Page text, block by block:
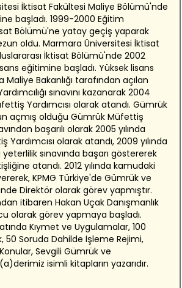
İktisat Fakültesi Maliye Bölümü'nde
başladı. 1999-2000 Eğitim
Bölümü'ne yatay geçiş yaparak
oldu. Marmara Üniversitesi İktisat
İktisat Bölümü'nde 2002
eğitimine başladı. Yüksek lisans
Maliye Bakanlığı tarafından açılan
sınavını kazanarak 2004
Yardımcısı olarak atandı. Gümrük
açmış olduğu Gümrük Müfettiş
başarılı olarak 2005 yılında
olarak atandı, 2009 yılında
sınavında başarı göstererek
atandı. 2012 yılında kamudaki
KPMG Türkiye'de Gümrük ve
Direktör olarak görev yapmıştır.
itibaren Hakan Uçak Danışmanlık
olarak görev yapmaya başladı.
Kıymet ve Uygulamalar, 100
50 Soruda Dahilde İşleme Rejimi,
Sevgili Gümrük ve
isimli kitapların yazarıdır.